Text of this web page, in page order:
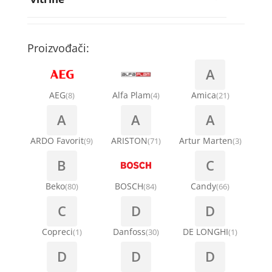
Ručice za vrata za veš mašinu
Šarke za veš mašine
Stakla i okviri vrata za veš mašinu
Termostati i hidrostati za veš mašine
Točkići za sudo mašine
Kompresori za klima uređaje
Kondenz creva
Nosači za klimu
Ostali materijal za montažu klima uređaja
Proizvođači:
AEG(8) Alfa Plam(4)
A
Amica(21)
A
ARDO Favorit(9)
A
ARISTON(71)
A
Artur Marten(3)
B
Beko(80) BOSCH(84)
C
Candy(66)
C
Copreci(1)
D
Danfoss(30)
D
DE LONGHI(1)
D D D